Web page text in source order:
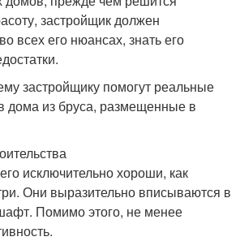
застройщик должен
всех его нюансах, знать его
застройщику помогут реальные
дома из бруса, размещенные в
исключительно хороши, как
Они выразительно вписываются в
Помимо этого, не менее